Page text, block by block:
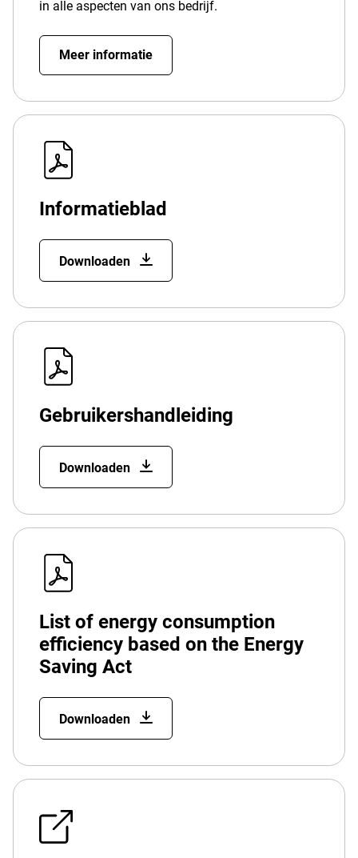
in alle aspecten van ons bedrijf.
Meer informatie
Informatieblad
Downloaden
Gebruikershandleiding
Downloaden
List of energy consumption
efficiency based on the Energy
Saving Act
Downloaden